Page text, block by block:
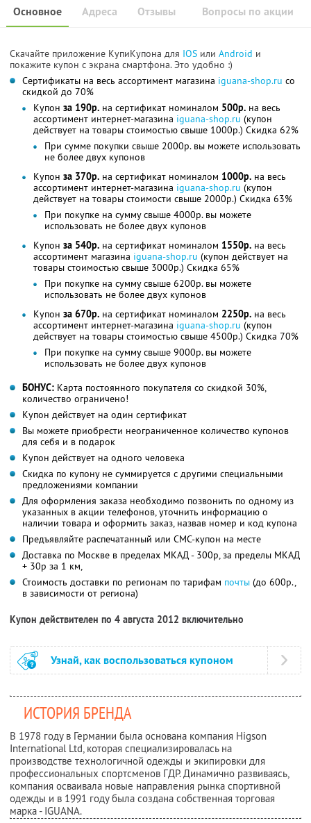
Основное Отзывы Вопросы по акции
Адреса
Скачайте приложение КупиКупона для IOS или Android и
покажите купон с экрана смартфона. Это удобно :)
Сертификаты на весь ассортимент магазина iguana-shop.ru со
скидкой до 70%
Купон за 190р. на сертификат номиналом 500р. на весь
ассортимент интернет-магазина iguana-shop.ru (купон
действует на товары стоимостью свыше 1000р.) Скидка 62%
При сумме покупки свыше 2000р. вы можете использовать
не более двух купонов
Купон за 370р. на сертификат номиналом 1000р. на весь
ассортимент интернет-магазина iguana-shop.ru (купон
действует на товары стоимости свыше 2000р.) Скидка 63%
При покупке на сумму свыше 4000р. вы можете
использовать не более двух купонов
Купон за 540р. на сертификат номиналом 1550р. на весь
ассортимент магазина iguana-shop.ru (купон действует на
товары стоимостью свыше 3000р.) Скидка 65%
При покупке на сумму свыше 6200р. вы можете
использовать не более двух купонов
Купон за 670р. на сертификат номиналом 2250р. на весь
ассортимент интернет-магазина iguana-shop.ru (купон
действует на товары стоимостью свыше 4500р.) Скидка 70%
При покупке на сумму свыше 9000р. вы можете
использовать не более двух купонов
БОНУС: Карта постоянного покупателя со скидкой 30%,
количество ограничено!
Купон действует на один сертификат
Вы можете приобрести неограниченное количество купонов
для себя и в подарок
Купон действует на одного человека
Скидка по купону не суммируется с другими специальными
предложениями компании
Для оформления заказа необходимо позвонить по одному из
указанных в акции телефонов, уточнить информацию о
наличии товара и оформить заказ, назвав номер и код купона
Предъявляйте распечатанный или СМС-купон на месте
Доставка по Москве в пределах МКАД - 300р, за пределы МКАД
+ 30р за 1 км,
Стоимость доставки по регионам по тарифам почты (до 600р.,
в зависимости от региона)
Купон действителен по 4 августа 2012 включительно
Узнай, как воспользоваться купоном
ИСТОРИЯ БРЕНДА
В 1978 году в Германии была основана компания Higson
International Ltd, которая специализировалась на
производстве технологичной одежды и экипировки для
профессиональных спортсменов ГДР. Динамично развиваясь,
компания осваивала новые направления рынка спортивной
одежды и в 1991 году была создана собственная торговая
марка - IGUANA.